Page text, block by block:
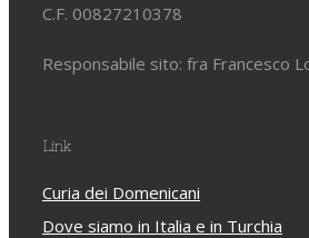
C.F. 00827210378
Responsabile sito: fra Francesco
Link
Curia dei Domenicani
Dove siamo in Italia e in Turchia